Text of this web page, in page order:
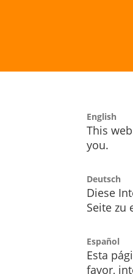
English
This
you.
Deutsch
Diese
Seite zu
Español
Esta
favor,